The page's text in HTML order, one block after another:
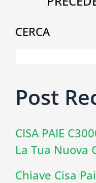
CERCA
Post
CISA PAIE
La Tua Nuova
Chiave Cisa